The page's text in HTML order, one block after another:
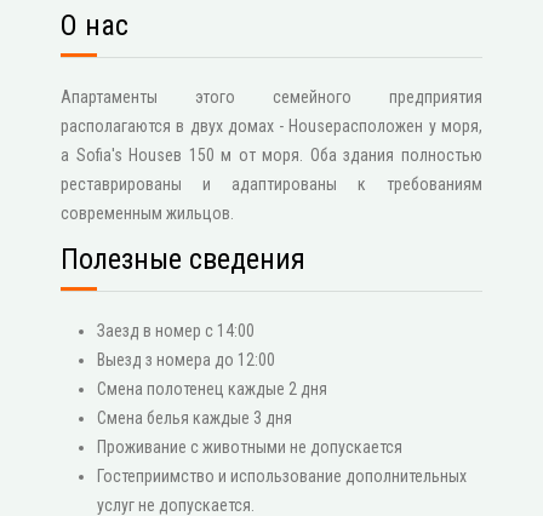
О нас
Апартаменты этого семейного предприятия
располагаются в двух домах - Houseрасположен у моря,
а Sofia's Houseв 150 м от моря. Оба здания полностью
реставрированы и адаптированы к требованиям
современным жильцов.
Полезные сведения
Заезд в номер с 14:00
Выезд з номера до 12:00
Смена полотенец каждые 2 дня
Смена белья каждые 3 дня
Проживание с животными не допускается
Гостеприимство и использование дополнительных
услуг не допускается.